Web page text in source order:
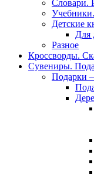
Словари.
Детские
Для
Разное
Кроссворды.
Сувениры.
Подарки